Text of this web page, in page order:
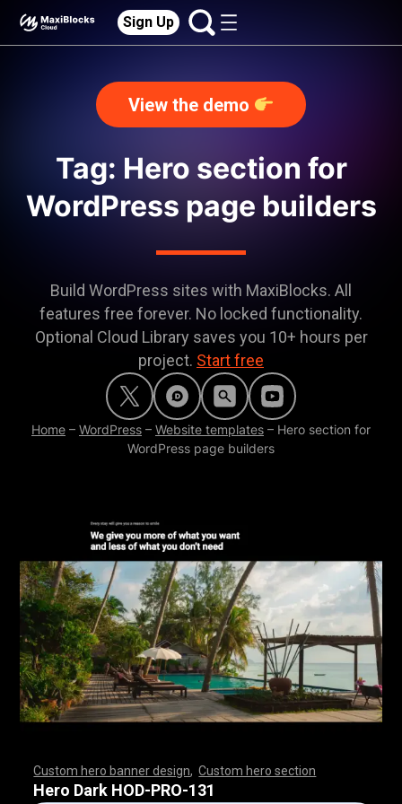
Sign Up
View the demo
Tag: Hero section for
WordPress page builders
Build WordPress sites with MaxiBlocks. All
features free forever. No locked functionality.
Optional Cloud Library saves you 10+ hours per
project. Start free
Home – WordPress – Website templates – Hero section for
WordPress page builders
Custom hero banner design ,Custom hero section
,,,,,,,,,,,,,,,,,,,,,,,,,,,,,, ,,,,,,,,,,,,,,,,,,,,,,,
,,,,,,,,,,,,,,,,,,,,,,,,,,,,,, ,,,,,,,,,,,,,,,,,,,,,,
Hero Dark HOD-PRO-131